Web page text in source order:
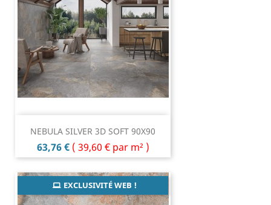
NEBULA SILVER 3D SOFT 90X90
Prix
63,76 € ( 39,60 € par m² )
EXCLUSIVITÉ WEB !